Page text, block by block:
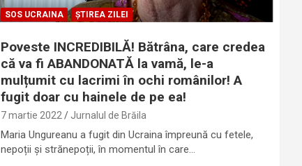
SOS UCRAINA ȘTIREA ZILEI
Poveste INCREDIBILĂ! Bătrâna, care credea
că va fi ABANDONATĂ la vamă, le-a
mulțumit cu lacrimi în ochi românilor! A
fugit doar cu hainele de pe ea!
7 martie 2022 Jurnalul de Brăila
Maria Ungureanu a fugit din Ucraina împreună cu fetele,
nepoții și strănepoții, în momentul în care…